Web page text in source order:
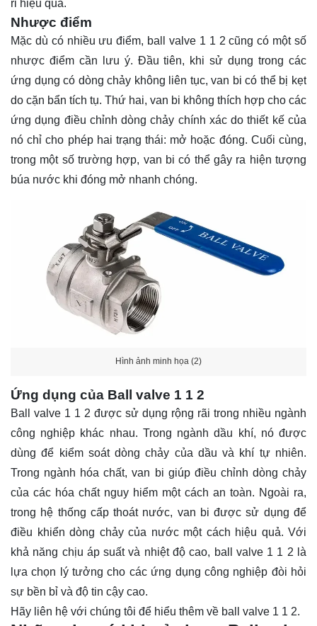
rỉ hiệu quả.
Nhược điểm
Mặc dù có nhiều ưu điểm, ball valve 1 1 2 cũng có một số
nhược điểm cần lưu ý. Đầu tiên, khi sử dụng trong các
ứng dụng có dòng chảy không liên tục, van bi có thể bị kẹt
do cặn bẩn tích tụ. Thứ hai, van bi không thích hợp cho các
ứng dụng điều chỉnh dòng chảy chính xác do thiết kế của
nó chỉ cho phép hai trạng thái: mở hoặc đóng. Cuối cùng,
trong một số trường hợp, van bi có thể gây ra hiện tượng
búa nước khi đóng mở nhanh chóng.
Hình ảnh minh họa (2)
Ứng dụng của Ball valve 1 1 2
Ball valve 1 1 2 được sử dụng rộng rãi trong nhiều ngành
công nghiệp khác nhau. Trong ngành dầu khí, nó được
dùng để kiểm soát dòng chảy của dầu và khí tự nhiên.
Trong ngành hóa chất, van bi giúp điều chỉnh dòng chảy
của các hóa chất nguy hiểm một cách an toàn. Ngoài ra,
trong hệ thống cấp thoát nước, van bi được sử dụng để
điều khiển dòng chảy của nước một cách hiệu quả. Với
khả năng chịu áp suất và nhiệt độ cao, ball valve 1 1 2 là
lựa chọn lý tưởng cho các ứng dụng công nghiệp đòi hỏi
sự bền bỉ và độ tin cậy cao.
Hãy liên hệ với chúng tôi để hiểu thêm về ball valve 1 1 2.